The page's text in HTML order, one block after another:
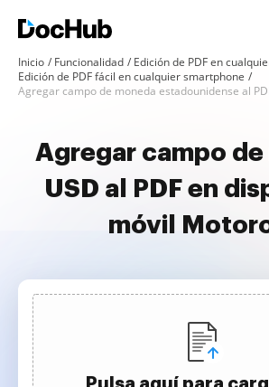
Inicio Funcionalidad
Edición de PDF en
Edición de PDF fácil en cualquier smartphone
Agregar campo de
USD al PDF en
móvil
Pulsa aquí para